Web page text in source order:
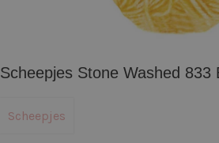
Scheepjes Stone Washed 833
Scheepjes